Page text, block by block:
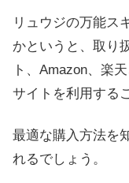
リュウジの万能ス
かというと、取り
ト、Amazon、楽
サイトを利用する
最適な購入方法を
れるでしょう。